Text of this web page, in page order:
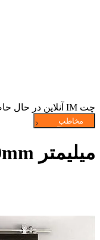
چت IM آنلاین در حال حاضر
میلیمتر 2000mm تزئینی درب فولاد ضد زنگ چوب کشویی انبار